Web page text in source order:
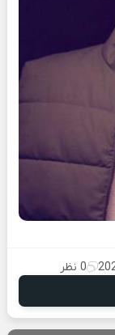
0 نظر